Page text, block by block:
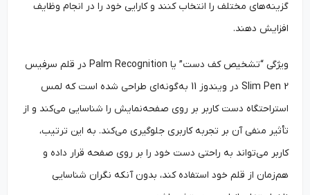
گزینه‌های مختلف را انتخاب کنند و کارایی خود را در انجام وظایف
افزایش دهند.
ویژگی “تشخیص کف دست” یا Palm Recognition در قلم سرفیس
Slim Pen 2 در ویندوز 11 به‌گونه‌ای طراحی شده است که لمس
استراحتگاه دست کاربر بر روی صفحه‌نمایش را شناسایی می‌کند و از
تأثیر منفی آن بر تجربه کاربری جلوگیری می‌کند. به این ­ترتیب،
کاربر می‌تواند به‌ راحتی دست خود را بر روی صفحه قرار داده و
هم‌زمان از قلم خود استفاده کند، بدون آنکه نگران شناسایی